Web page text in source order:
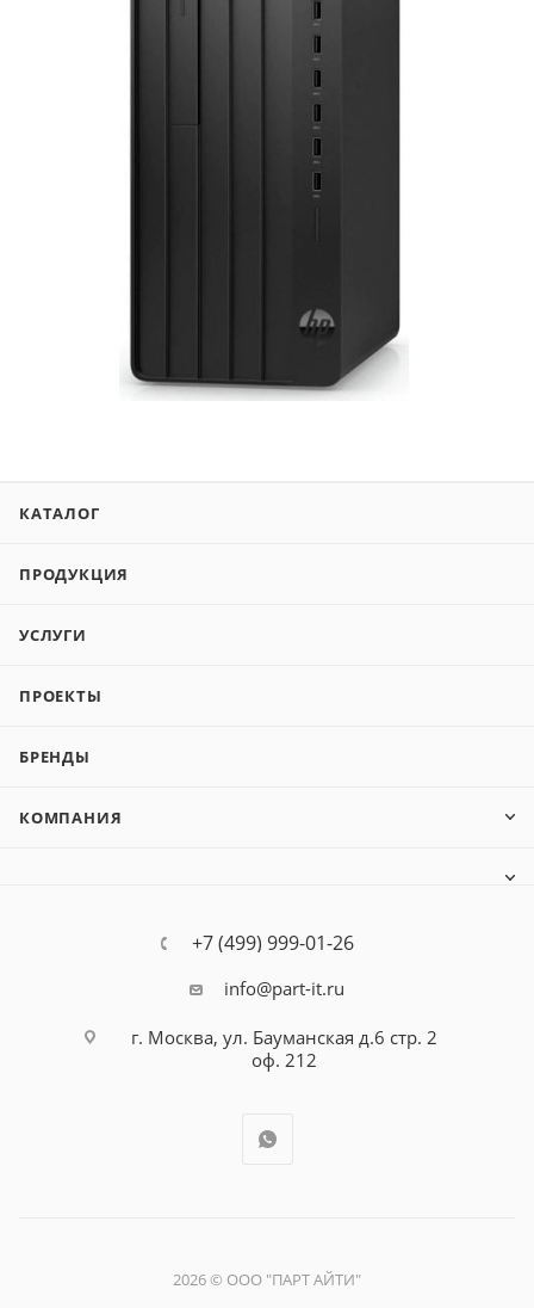
КАТАЛОГ
ПРОДУКЦИЯ
УСЛУГИ
ПРОЕКТЫ
БРЕНДЫ
КОМПАНИЯ
+7 (499) 999-01-26
info@part-it.ru
г. Москва, ул. Бауманская д.6 стр. 2
оф. 212
2026 © ООО "ПАРТ АЙТИ"